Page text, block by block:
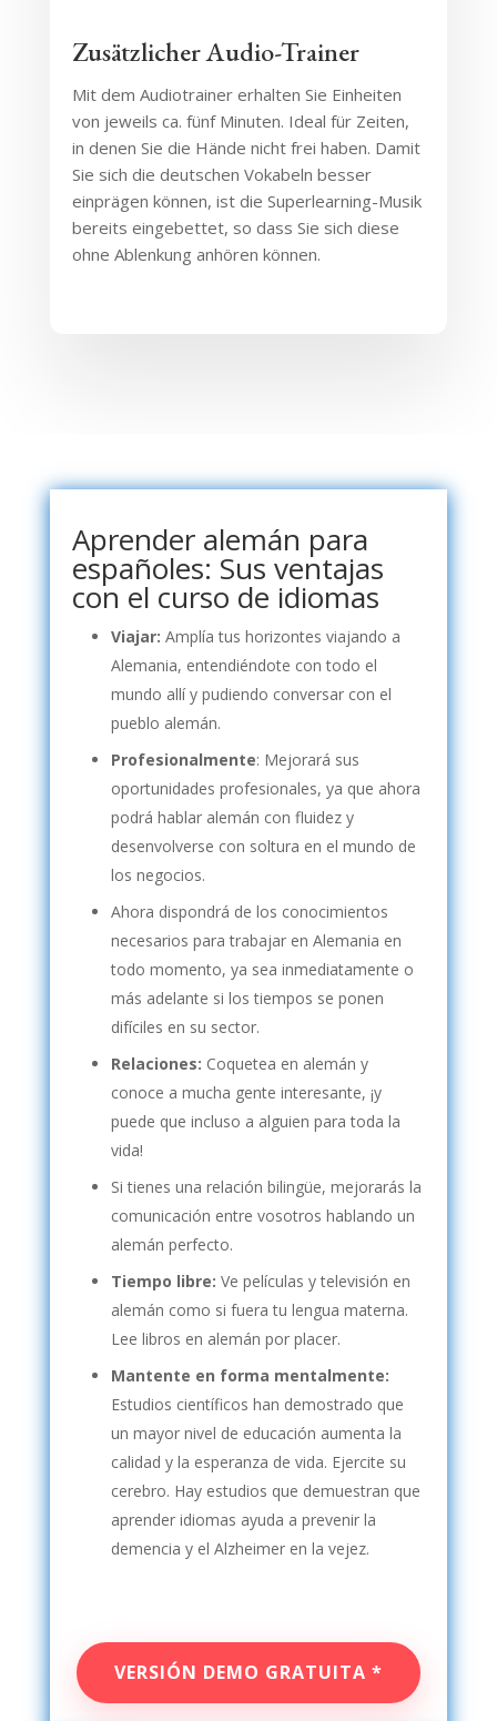
Zusätzlicher Audio-Trainer
Mit dem Audiotrainer erhalten Sie Einheiten
von jeweils ca. fünf Minuten. Ideal für Zeiten,
in denen Sie die Hände nicht frei haben. Damit
Sie sich die deutschen Vokabeln besser
einprägen können, ist die Superlearning-Musik
bereits eingebettet, so dass Sie sich diese
ohne Ablenkung anhören können.
Aprender alemán para
españoles: Sus ventajas
con el curso de idiomas
Viajar: Amplía tus horizontes viajando a
Alemania, entendiéndote con todo el
mundo allí y pudiendo conversar con el
pueblo alemán.
Profesionalmente: Mejorará sus
oportunidades profesionales, ya que ahora
podrá hablar alemán con fluidez y
desenvolverse con soltura en el mundo de
los negocios.
Ahora dispondrá de los conocimientos
necesarios para trabajar en Alemania en
todo momento, ya sea inmediatamente o
más adelante si los tiempos se ponen
difíciles en su sector.
Relaciones: Coquetea en alemán y
conoce a mucha gente interesante, ¡y
puede que incluso a alguien para toda la
vida!
Si tienes una relación bilingüe, mejorarás la
comunicación entre vosotros hablando un
alemán perfecto.
Tiempo libre: Ve películas y televisión en
alemán como si fuera tu lengua materna.
Lee libros en alemán por placer.
Mantente en forma mentalmente:
Estudios científicos han demostrado que
un mayor nivel de educación aumenta la
calidad y la esperanza de vida. Ejercite su
cerebro. Hay estudios que demuestran que
aprender idiomas ayuda a prevenir la
demencia y el Alzheimer en la vejez.
VERSIÓN DEMO GRATUITA *